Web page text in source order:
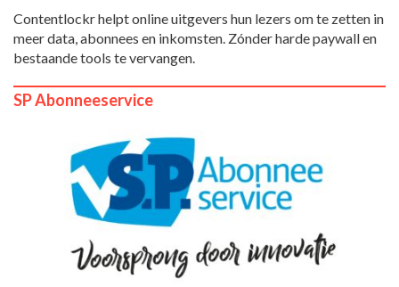
Contentlockr helpt online uitgevers hun lezers om te zetten in
meer data, abonnees en inkomsten. Zónder harde paywall en
bestaande tools te vervangen.
SP Abonneeservice